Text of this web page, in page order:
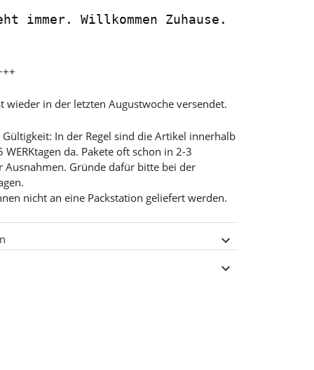
immer. Willkommen Zuhause.
wieder in der letzten Augustwoche versendet.
In der Regel sind die Artikel innerhalb
da. Pakete oft schon in 2-3
Ausnahmen. Gründe dafür bitte bei der
nicht an eine Packstation geliefert werden.